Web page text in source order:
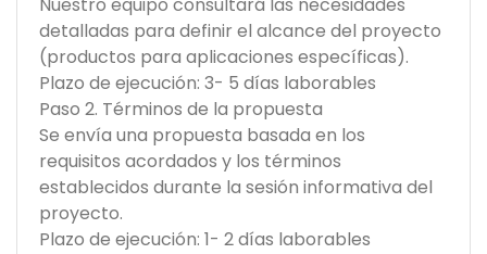
Nuestro equipo consultará las necesidades
detalladas para definir el alcance del proyecto
(productos para aplicaciones específicas).
Plazo de ejecución: 3- 5 días laborables
Paso 2. Términos de la propuesta
Se envía una propuesta basada en los
requisitos acordados y los términos
establecidos durante la sesión informativa del
proyecto.
Plazo de ejecución: 1- 2 días laborables